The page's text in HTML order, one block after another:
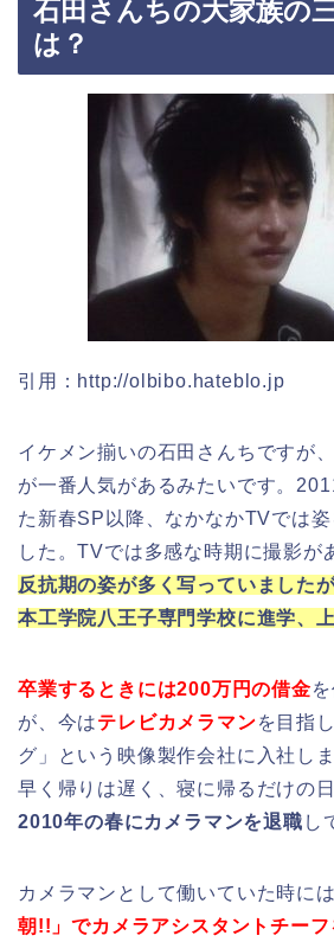
石田さんちの大家族の
は？
引用：http://olbibo.hateblo.jp
イケメン揃いの石田さんちですが
が一番人気があるみたいです。
た新春SP以降、なかなかTVでは
した。TVでは多感な時期に撮影が
反抗期の姿が多く写っていました
本工学院八王子専門学校に進学、
卒業するときには200万円の借金
が、今はテレビカメラマンを目指
グ」という映像製作会社に入社し
早く帰りは遅く、寝に帰るだけの
2010年の春にカメラマンを退職 し
カメラマンとして働いていた時には
朝!!」でカメラアシスタントチーフ